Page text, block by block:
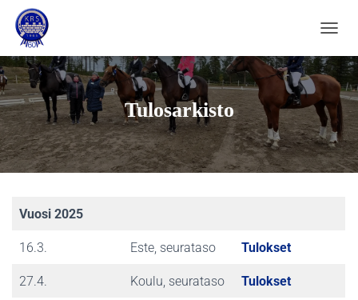
Tulosarkisto
Vuosi 2025
16.3. Este, seurataso Tulokset
27.4. Koulu, seurataso Tulokset